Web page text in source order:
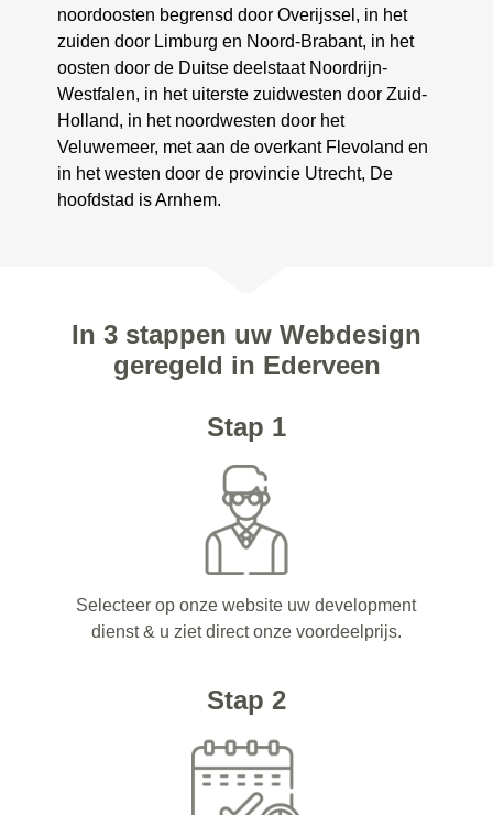
noordoosten begrensd door Overijssel, in het
zuiden door Limburg en Noord-Brabant, in het
oosten door de Duitse deelstaat Noordrijn-
Westfalen, in het uiterste zuidwesten door Zuid-
Holland, in het noordwesten door het
Veluwemeer, met aan de overkant Flevoland en
in het westen door de provincie Utrecht, De
hoofdstad is Arnhem.
In 3 stappen uw Webdesign
geregeld in Ederveen
Stap 1
Selecteer op onze website uw development
dienst & u ziet direct onze voordeelprijs.
Stap 2